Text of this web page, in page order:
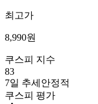
최고가
8,990원
쿠스피 지수
83
7일 추세 안정적
쿠스피 평가